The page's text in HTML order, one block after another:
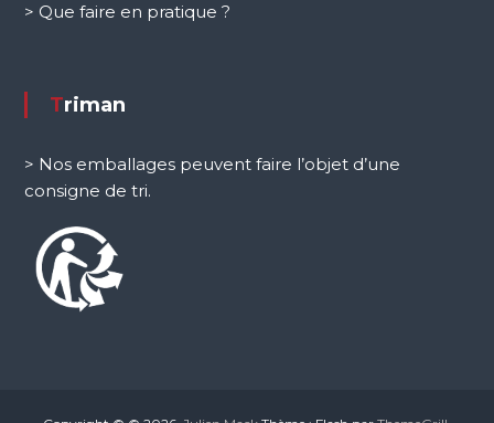
> Que faire en pratique ?
Triman
> Nos emballages peuvent faire l’objet d’une
consigne de tri.